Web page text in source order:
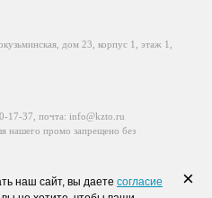
дом 23, корпус 1, этаж 1,
17-37 , почта: info@kzto.ru
нашего промо запрещено без
публичной офертой.
×
наш сайт, вы даете согласие